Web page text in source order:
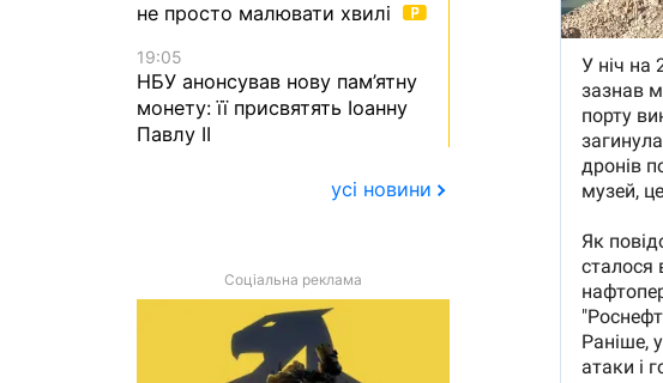
не просто малювати хвилі
19:05
НБУ анонсував нову пам’ятну
монету: її присвятять Іоанну
Павлу II
усі новини
Соціальна реклама